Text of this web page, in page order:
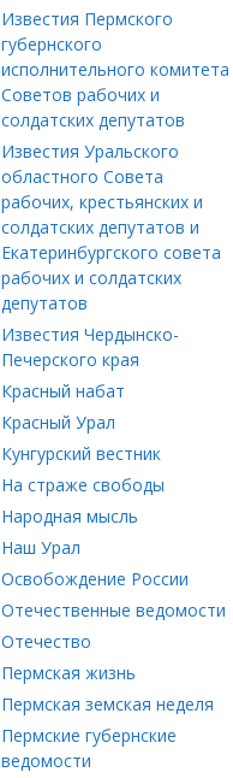
Известия Пермского
губернского
исполнительного комитета
Советов рабочих и
солдатских депутатов
Известия Уральского
областного Совета
рабочих, крестьянских и
солдатских депутатов и
Екатеринбургского совета
рабочих и солдатских
депутатов
Известия Чердынско-
Печерского края
Красный набат
Красный Урал
Кунгурский вестник
На страже свободы
Народная мысль
Наш Урал
Освобождение России
Отечественные ведомости
Отечество
Пермская жизнь
Пермская земская неделя
Пермские губернские
ведомости